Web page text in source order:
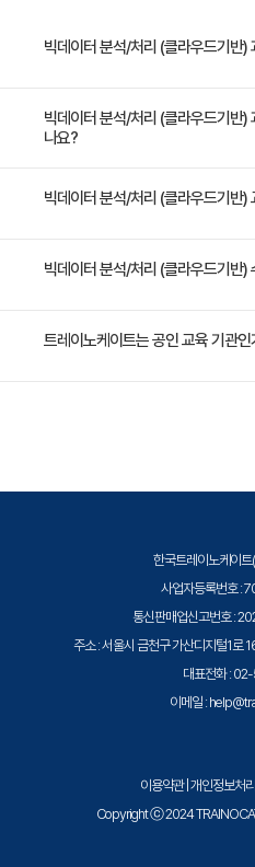
고서 다루기
빅데이터 분석/처리 (클라우드기반)
AWS에서 데이터를 효과적으로 처리하
고 싶은 현직자 여러분을 위한 강의가
QuickSight를 사용해 결과를 시각화하
다. 이 과정은 S3의 대규모 데이터셋
는 능력을 배양합니다. QuickSight로
빅데이터 분석/처리 (클라우드기반)
나요?
AWS Cloud Platform을 사용하여, 효
빅데이터 분석/처리 (클라우드기반)
2일 과정입니다. 상세 일정은 교육 페이
빅데이터 분석/처리 (클라우드기반)
수강료는 800,000원(VAT 별도)입니다
트레이노케이트는 공인 교육 기관인
한국트레이노케이트
사업자등록번호 :
통신판매업신고번호 :
주소 : 서울시 금천구 가산디지털1로
대표전화 :
이메일 :
이용약관| 개인정보처
Copyright ⓒ 2024